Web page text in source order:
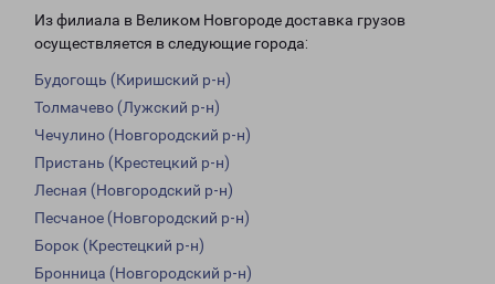
Из филиала в Великом Новгороде доставка грузов
осуществляется в следующие города:
Будогощь (Киришский р-н)
Толмачево (Лужский р-н)
Чечулино (Новгородский р-н)
Пристань (Крестецкий р-н)
Лесная (Новгородский р-н)
Песчаное (Новгородский р-н)
Борок (Крестецкий р-н)
Бронница (Новгородский р-н)